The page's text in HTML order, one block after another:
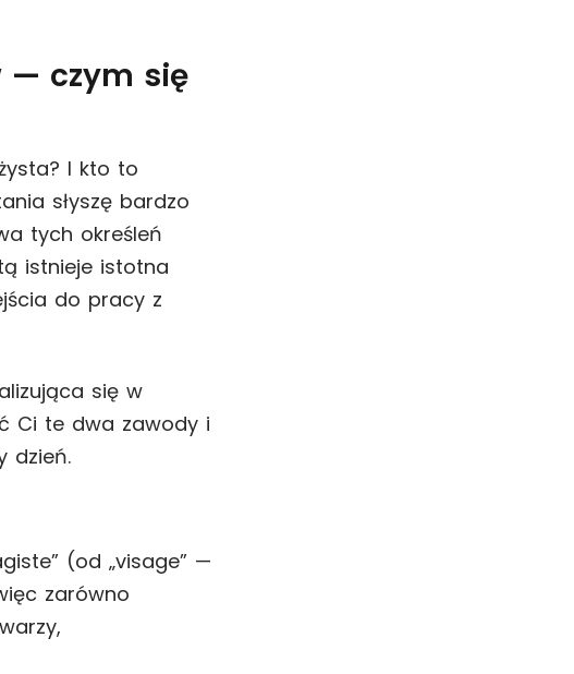
— czym się
I kto to
słyszę bardzo
tych określeń
istnieje istotna
do pracy z
się w
Ci te dwa zawody i
dzień.
(od „visage” —
zarówno